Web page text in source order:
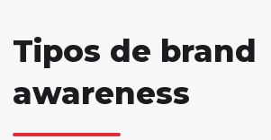
Tipos de brand
awareness